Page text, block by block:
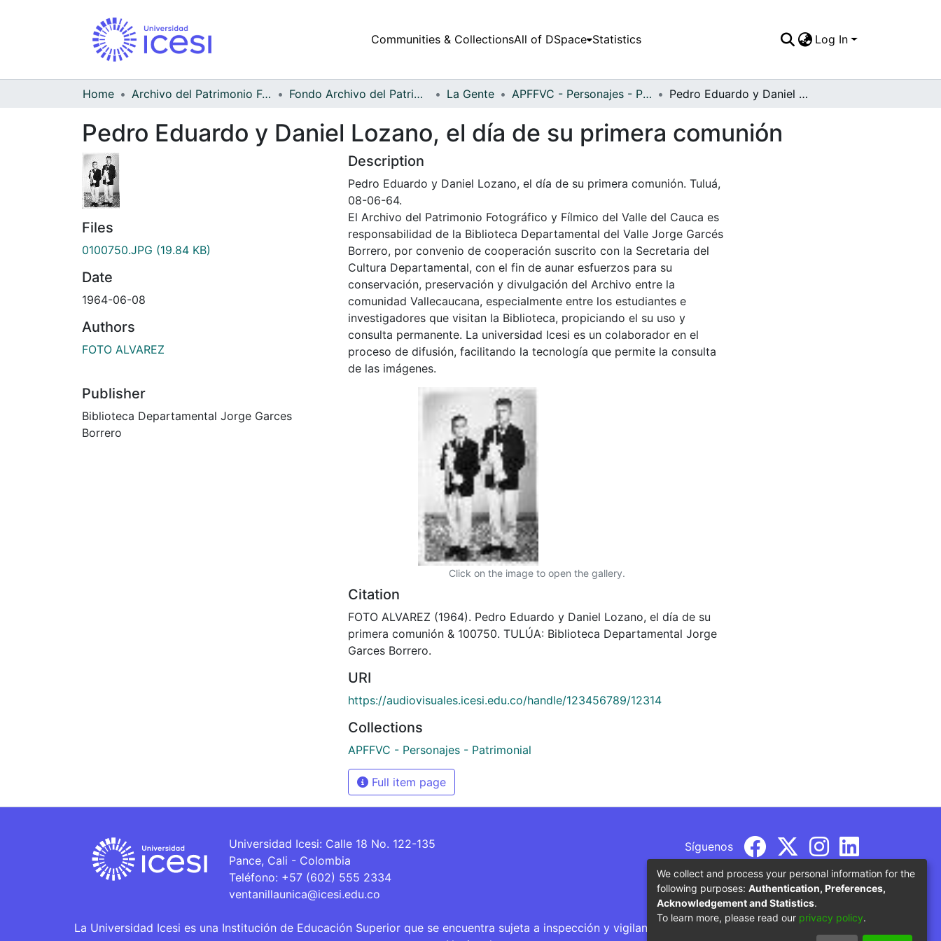
Communities & CollectionsAll of DSpace Statistics Log In
Home Archivo del Patrimonio Fotográfico y Fílmico del Valle del Cauca Fondo Archivo del Patrimonio Fotográfico y Fílmico del Valle del Cauca La Gente APFFVC - Personajes - Patrimonial Pedro Eduardo y Daniel Lozano, el día de su primera comunión
Pedro Eduardo y Daniel Lozano, el día de su primera comunión
Files
0100750.JPG (19.84 KB)
Date
1964-06-08
Authors
FOTO ALVAREZ
Publisher
Biblioteca Departamental Jorge Garces
Borrero
Description
Pedro Eduardo y Daniel Lozano, el día de su primera comunión. Tuluá,
08-06-64.
El Archivo del Patrimonio Fotográfico y Fílmico del Valle del Cauca es
responsabilidad de la Biblioteca Departamental del Valle Jorge Garcés
Borrero, por convenio de cooperación suscrito con la Secretaria del
Cultura Departamental, con el fin de aunar esfuerzos para su
conservación, preservación y divulgación del Archivo entre la
comunidad Vallecaucana, especialmente entre los estudiantes e
investigadores que visitan la Biblioteca, propiciando el su uso y
consulta permanente. La universidad Icesi es un colaborador en el
proceso de difusión, facilitando la tecnología que permite la consulta
de las imágenes.
Click on the image to open the gallery.
Citation
FOTO ALVAREZ (1964). Pedro Eduardo y Daniel Lozano, el día de su
primera comunión & 100750. TULÚA: Biblioteca Departamental Jorge
Garces Borrero.
URI
https://audiovisuales.icesi.edu.co/handle/123456789/12314
Collections
APFFVC - Personajes - Patrimonial
Full item page
Universidad Icesi: Calle 18 No. 122-135
Pance, Cali - Colombia
Teléfono: +57 (602) 555 2334
ventanillaunica@icesi.edu.co
Síguenos
La Universidad Icesi es una Institución de Educación Superior que se encuentra sujeta a inspección y vigilancia por parte del Ministerio de Educación
We collect and process your personal information for the
following purposes: Authentication, Preferences,
Acknowledgement and Statistics.
To learn more, please read our privacy policy.